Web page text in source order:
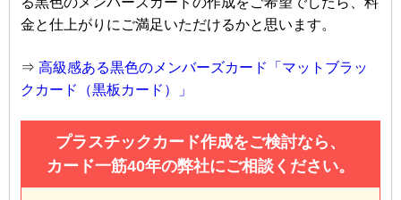
金と仕上がりにご満足いただけるかと思います。
⇒ 高級感ある黒色のメンバーズカード「マットブラッ
クカード（黒板カード）」
プラスチックカード作成をご検討なら、
カード一筋40年の弊社にご相談ください。